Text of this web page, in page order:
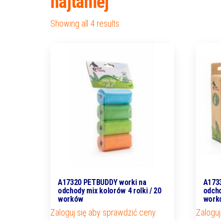
Showing all 4 results
A17320 PETBUDDY worki na
odchody mix kolorów 4 rolki / 20
worków
Zaloguj się aby sprawdzić ceny